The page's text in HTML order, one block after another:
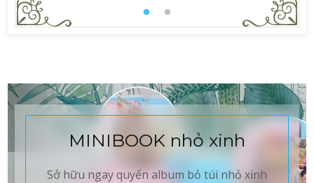
MINIBOOK nhỏ xinh
Sở hữu ngay quyển album bỏ túi nhỏ xinh